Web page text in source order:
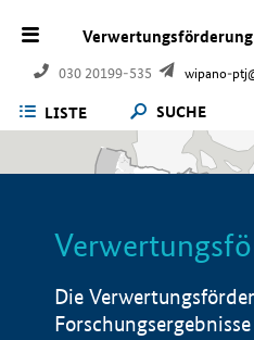
Verwertungsförderung
030 20199-535 wipano-
LISTE SUCHE
Die